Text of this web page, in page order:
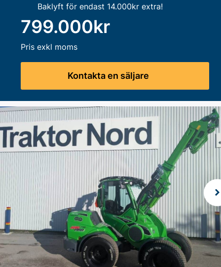
Baklyft för endast 14.000kr extra!
799.000kr
Pris exkl moms
Kontakta en säljare